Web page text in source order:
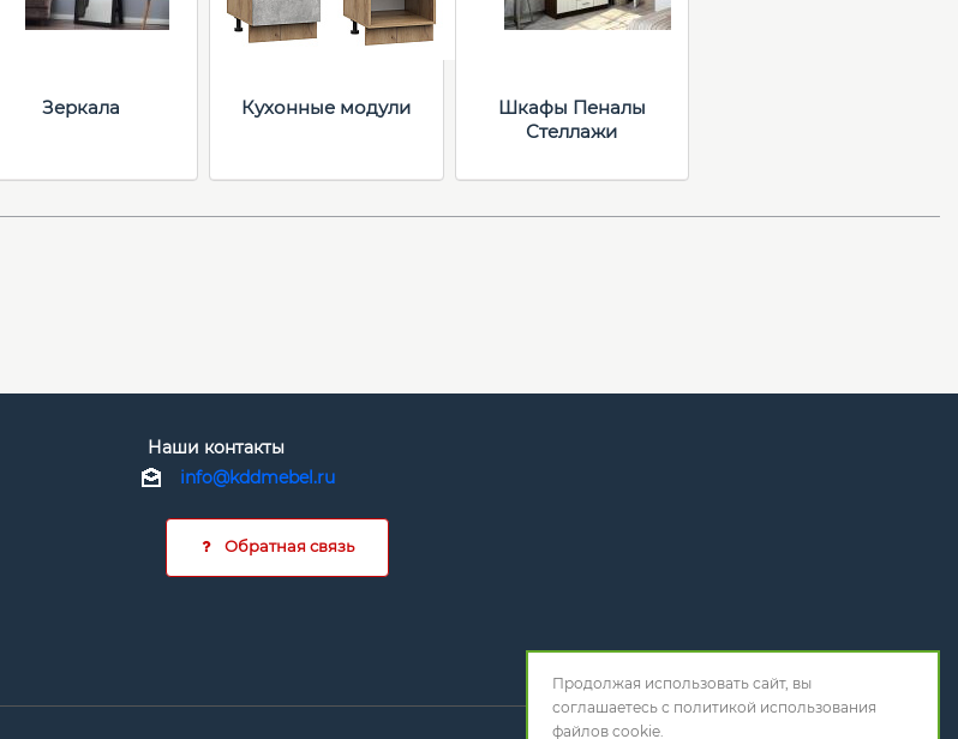
Зеркала Кухонные модули
Шкафы Пеналы
Стеллажи
Наши контакты
info@kddmebel.ru
Обратная связь
Продолжая использовать сайт, вы
соглашаетесь с политикой использования
файлов cookie.